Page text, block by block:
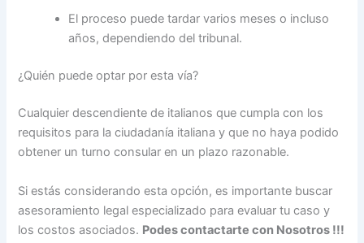
El proceso puede tardar varios meses o incluso
años, dependiendo del tribunal.
¿Quién puede optar por esta vía?
Cualquier descendiente de italianos que cumpla con los
requisitos para la ciudadanía italiana y que no haya podido
obtener un turno consular en un plazo razonable.
Si estás considerando esta opción, es importante buscar
asesoramiento legal especializado para evaluar tu caso y
los costos asociados. Podes contactarte con Nosotros !!!